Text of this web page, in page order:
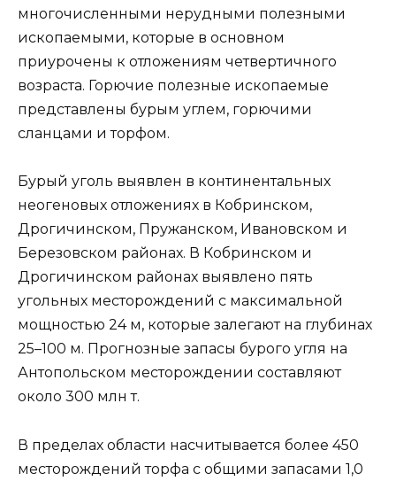
многочисленными нерудными полезными
ископаемыми, которые в основном
приурочены к отложениям четвертичного
возраста. Горючие полезные ископаемые
представлены бурым углем, горючими
сланцами и торфом.
Бурый уголь выявлен в континентальных
неогеновых отложениях в Кобринском,
Дрогичинском, Пружанском, Ивановском и
Березовском районах. В Кобринском и
Дрогичинском районах выявлено пять
угольных месторождений с максимальной
мощностью 24 м, которые залегают на глубинах
25–100 м. Прогнозные запасы бурого угля на
Антопольском месторождении составляют
около 300 млн т.
В пределах области насчитывается более 450
месторождений торфа с общими запасами 1,0